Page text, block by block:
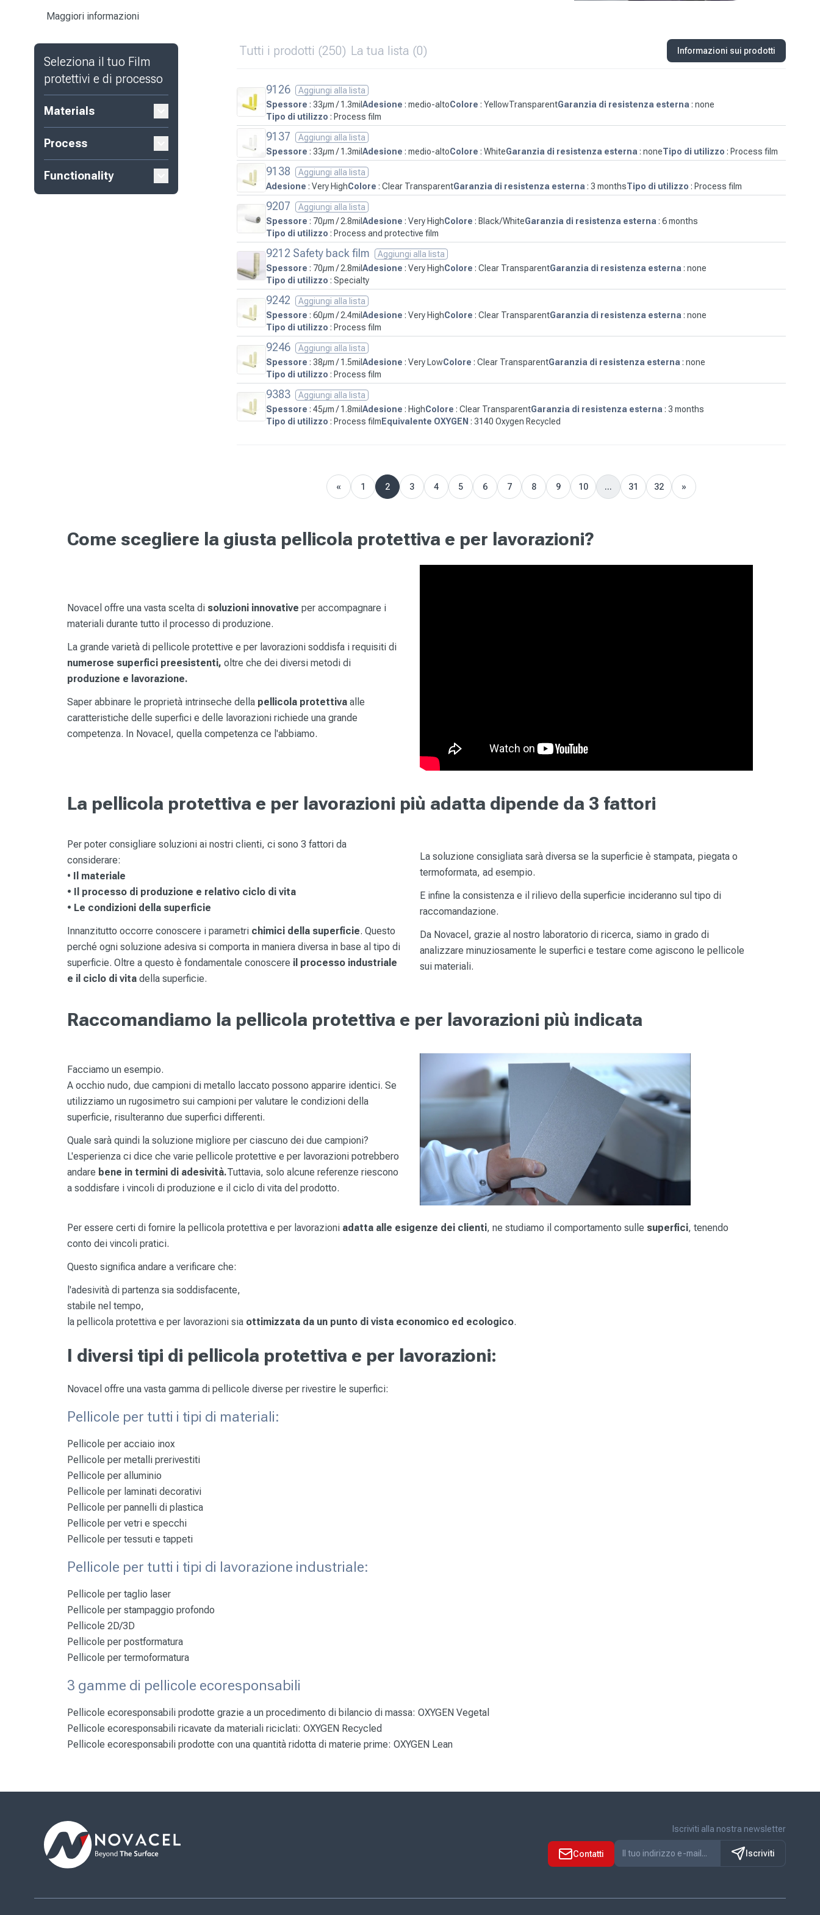
Maggiori informazioni
Seleziona il tuo Film
protettivi e di processo
Materials
Process
Functionality
Tutti i prodotti (250) La tua lista (0) Informazioni sui prodotti
9126
Aggiungi alla lista
Spessore : 33µm / 1.3mil Adesione : medio-altoColore : YellowTransparentGaranzia di resistenza esterna : none
Tipo di utilizzo : Process film
9137
Aggiungi alla lista
Spessore : 33µm / 1.3mil Adesione : medio-altoColore : WhiteGaranzia di resistenza esterna : noneTipo di utilizzo : Process film
9138
Aggiungi alla lista
Adesione : Very HighColore : Clear TransparentGaranzia di resistenza esterna : 3 monthsTipo di utilizzo : Process film
9207
Aggiungi alla lista
Spessore : 70µm / 2.8mil Adesione : Very HighColore : Black/WhiteGaranzia di resistenza esterna : 6 months
Tipo di utilizzo : Process and protective film
9212 Safety back film
Aggiungi alla lista
Spessore : 70µm / 2.8mil Adesione : Very HighColore : Clear TransparentGaranzia di resistenza esterna : none
Tipo di utilizzo : Specialty
9242
Aggiungi alla lista
Spessore : 60µm / 2.4mil Adesione : Very HighColore : Clear TransparentGaranzia di resistenza esterna : none
Tipo di utilizzo : Process film
9246
Aggiungi alla lista
Spessore : 38µm / 1.5mil Adesione : Very LowColore : Clear TransparentGaranzia di resistenza esterna : none
Tipo di utilizzo : Process film
9383
Aggiungi alla lista
Spessore : 45µm / 1.8mil Adesione : HighColore : Clear TransparentGaranzia di resistenza esterna : 3 months
Tipo di utilizzo : Process film Equivalente OXYGEN : 3140 Oxygen Recycled
Previous
« 1 2 3 4 5 6 7 8 9 10 ... 31 32
Next
»
Come scegliere la giusta pellicola protettiva e per lavorazioni?
Novacel offre una vasta scelta di soluzioni innovative per accompagnare i
materiali durante tutto il processo di produzione.
La grande varietà di pellicole protettive e per lavorazioni soddisfa i requisiti di
numerose superfici preesistenti, oltre che dei diversi metodi di
produzione e lavorazione.
Saper abbinare le proprietà intrinseche della pellicola protettivaalle
caratteristiche delle superfici e delle lavorazioni richiede una grande
competenza. In Novacel, quella competenza ce l'abbiamo.
La pellicola protettiva e per lavorazioni più adatta dipende da 3 fattori
Per poter consigliare soluzioni ai nostri clienti, ci sono 3 fattori da
considerare:
• Il materiale
• Il processo di produzione e relativo ciclo di vita
• Le condizioni della superficie
Innanzitutto occorre conoscere i parametrichimici della superficie. Questo
perché ogni soluzione adesiva si comporta in maniera diversa in base al tipo di
superficie. Oltre a questo è fondamentale conoscere il processo industriale
e il ciclo di vitadella superficie.
La soluzione consigliata sarà diversa se la superficie è stampata, piegata o
termoformata, ad esempio.
E infine la consistenza e il rilievo della superficie incideranno sul tipo di
raccomandazione.
Da Novacel, grazie al nostro laboratorio di ricerca, siamo in grado di
analizzare minuziosamente le superfici e testare come agiscono le pellicole
sui materiali.
Raccomandiamo la pellicola protettiva e per lavorazioni più indicata
Facciamo un esempio.
A occhio nudo, due campioni di metallo laccato possono apparire identici. Se
utilizziamo un rugosimetro sui campioni per valutare le condizioni della
superficie, risulteranno due superfici differenti.
Quale sarà quindi la soluzione migliore per ciascuno dei due campioni?
L'esperienza ci dice che varie pellicole protettive e per lavorazioni potrebbero
andare bene in termini di adesività.Tuttavia, solo alcune referenze riescono
a soddisfare i vincoli di produzione e il ciclo di vita del prodotto.
Per essere certi di fornire la pellicola protettiva e per lavorazioni adatta alle esigenze dei clienti, ne studiamo il comportamento sulle superfici, tenendo
conto dei vincoli pratici.
Questo significa andare a verificare che:
l'adesività di partenza sia soddisfacente,
stabile nel tempo,
la pellicola protettiva e per lavorazioni sia ottimizzata da un punto di vista economico ed ecologico.
I diversi tipi di pellicola protettiva e per lavorazioni:
Novacel offre una vasta gamma di pellicole diverse per rivestire le superfici:
Pellicole per tutti i tipi di materiali:
Pellicole per acciaio inox
Pellicole per metalli prerivestiti
Pellicole per alluminio
Pellicole per laminati decorativi
Pellicole per pannelli di plastica
Pellicole per vetri e specchi
Pellicole pertessuti e tappeti
Pellicole per tutti i tipi di lavorazione industriale:
Pellicole per taglio laser
Pellicole per stampaggio profondo
Pellicole 2D/3D
Pellicole per postformatura
Pellicole per termoformatura
3 gamme di pellicole ecoresponsabili
Pellicole ecoresponsabili prodotte grazie a un procedimento di bilancio di massa: OXYGEN Vegetal
Pellicole ecoresponsabili ricavate da materiali riciclati: OXYGEN Recycled
Pellicole ecoresponsabili prodotte con una quantità ridotta di materie prime: OXYGEN Lean
Contatti
Iscriviti alla nostra newsletter
Iscriviti